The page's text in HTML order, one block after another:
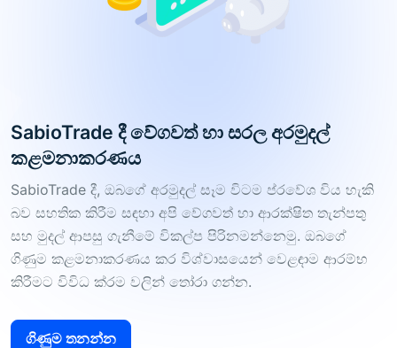
SabioTrade දී වේගවත් හා සරල අරමුදල්
කළමනාකරණය
SabioTrade දී, ඔබගේ අරමුදල් සෑම විටම ප්රවේශ විය හැකි
බව සහතික කිරීම සඳහා අපි වේගවත් හා ආරක්ෂිත තැන්පතු
සහ මුදල් ආපසු ගැනීමේ විකල්ප පිරිනමන්නෙමු. ඔබගේ
ගිණුම කළමනාකරණය කර විශ්වාසයෙන් වෙළඳාම ආරම්භ
කිරීමට විවිධ ක්රම වලින් තෝරා ගන්න.
ගිණුම තනන්න